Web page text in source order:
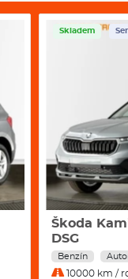
Skladem
Škoda
DSG
Benzín
10000 km /